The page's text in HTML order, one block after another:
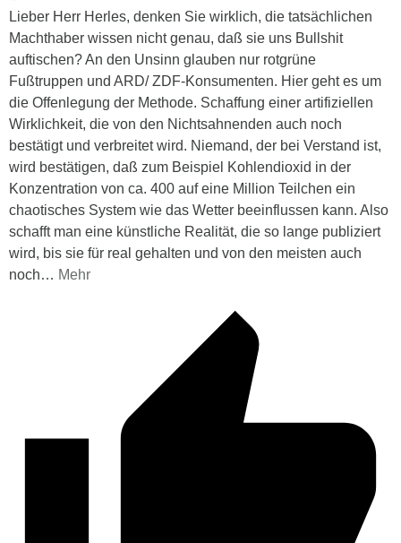
Lieber Herr Herles, denken Sie wirklich, die tatsächlichen
Machthaber wissen nicht genau, daß sie uns Bullshit
auftischen? An den Unsinn glauben nur rotgrüne
Fußtruppen und ARD/ ZDF-Konsumenten. Hier geht es um
die Offenlegung der Methode. Schaffung einer artifiziellen
Wirklichkeit, die von den Nichtsahnenden auch noch
bestätigt und verbreitet wird. Niemand, der bei Verstand ist,
wird bestätigen, daß zum Beispiel Kohlendioxid in der
Konzentration von ca. 400 auf eine Million Teilchen ein
chaotisches System wie das Wetter beeinflussen kann. Also
schafft man eine künstliche Realität, die so lange publiziert
wird, bis sie für real gehalten und von den meisten auch
noch… Mehr